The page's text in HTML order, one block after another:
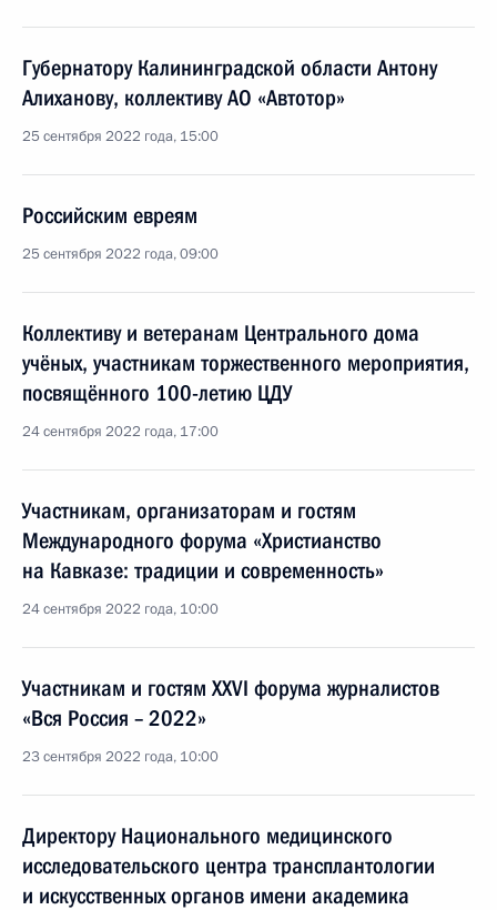
Губернатору Калининградской области Антону
Алиханову, коллективу АО «Автотор»
25 сентября 2022 года, 15:00
Российским евреям
25 сентября 2022 года, 09:00
Коллективу и ветеранам Центрального дома
учёных, участникам торжественного мероприятия,
посвящённого 100-летию ЦДУ
24 сентября 2022 года, 17:00
Участникам, организаторам и гостям
Международного форума «Христианство
на Кавказе: традиции и современность»
24 сентября 2022 года, 10:00
Участникам и гостям XXVI форума журналистов
«Вся Россия – 2022»
23 сентября 2022 года, 10:00
Директору Национального медицинского
исследовательского центра трансплантологии
и искусственных органов имени академика